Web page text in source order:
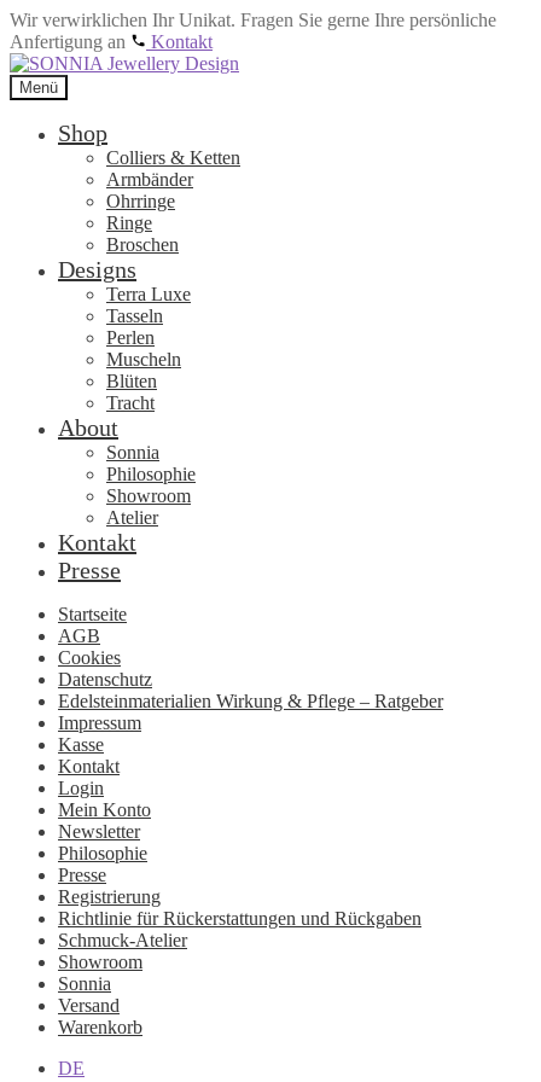
Wir verwirklichen Ihr Unikat. Fragen Sie gerne Ihre persönliche
Anfertigung an
Kontakt
Zur
Navigation
springen
Zum
Inhalt
springen
Menü
Shop
Colliers & Ketten
Armbänder
Ohrringe
Ringe
Broschen
Designs
Terra Luxe
Tasseln
Perlen
Muscheln
Blüten
Tracht
About
Sonnia
Philosophie
Showroom
Atelier
Kontakt
Presse
Startseite
AGB
Cookies
Datenschutz
Edelsteinmaterialien Wirkung & Pflege – Ratgeber
Impressum
Kasse
Kontakt
Login
Mein Konto
Newsletter
Philosophie
Presse
Registrierung
Richtlinie für Rückerstattungen und Rückgaben
Schmuck-Atelier
Showroom
Sonnia
Versand
Warenkorb
DE